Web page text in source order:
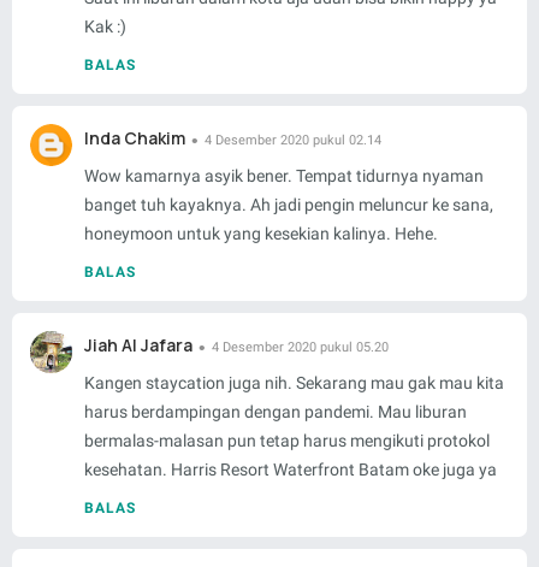
Kak :)
BALAS
Inda Chakim 4 Desember 2020 pukul 02.14
Wow kamarnya asyik bener. Tempat tidurnya nyaman
banget tuh kayaknya. Ah jadi pengin meluncur ke sana,
honeymoon untuk yang kesekian kalinya. Hehe.
BALAS
Jiah Al Jafara 4 Desember 2020 pukul 05.20
Kangen staycation juga nih. Sekarang mau gak mau kita
harus berdampingan dengan pandemi. Mau liburan
bermalas-malasan pun tetap harus mengikuti protokol
kesehatan. Harris Resort Waterfront Batam oke juga ya
BALAS